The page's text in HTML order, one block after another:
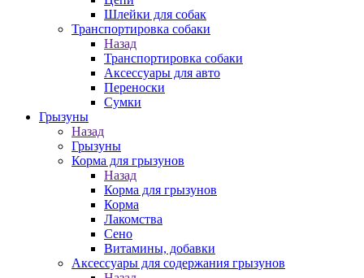
Шлейки для собак
Транспортировка собаки
Назад
Транспортировка собаки
Аксессуары для авто
Переноски
Сумки
Грызуны
Назад
Грызуны
Корма для грызунов
Назад
Корма для грызунов
Корма
Лакомства
Сено
Витамины, добавки
Аксессуары для содержания грызунов